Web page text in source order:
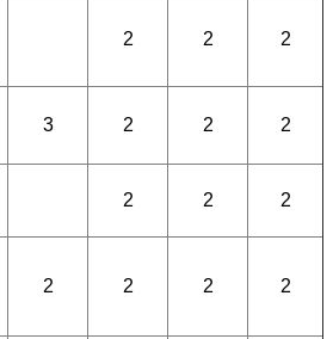
2 2 2
3 2 2 2
2 2 2
2 2 2 2